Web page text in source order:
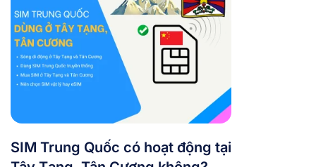
thế, việc giữ liên lạc với gia đình không
chỉ là nhu cầu mà […]
SIM Trung Quốc có hoạt động tại